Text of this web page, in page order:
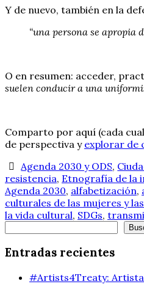
Y de nuevo, también en la
“una persona se apropia
O en resumen: acceder,
suelen conducir a una
Comparto por aquí (cada
de perspectiva y explorar de
Agenda 2030 y ODS,
resistencia, Etnografía de la
Agenda 2030, alfabetización,
culturales de las mujeres y
la vida cultural, SDGs,
Entradas recientes
#Artists4Treaty: